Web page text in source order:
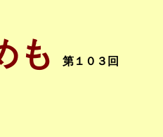
も 第１０３回